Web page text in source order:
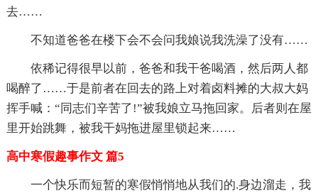
去……
不知道爸爸在楼下会不会问我娘说我洗澡了没有……
依稀记得很早以前，爸爸和我干爸喝酒，然后两人都
喝醉了……于是前者在回去的路上对着卤料摊的大叔大妈
挥手喊：“同志们辛苦了!”被我娘立马拖回家。后者则在屋
里开始跳舞，被我干妈拖进屋里锁起来……
高中寒假趣事作文 篇5
一个快乐而短暂的寒假悄悄地从我们的.身边溜走，我